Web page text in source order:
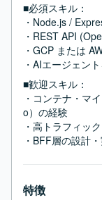
■必須スキル：
・Node.js /
・REST API
・GCP または
・AIエージェン
■歓迎スキル：
・コンテナ・マ
o）の経験
・高トラフィッ
・BFF層の設計
特徴